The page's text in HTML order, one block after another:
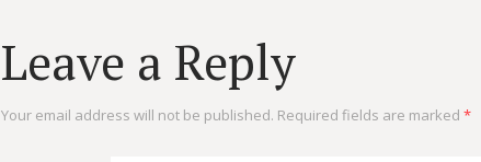
Leave a Reply
Your email address will not be published. Required fields are marked *